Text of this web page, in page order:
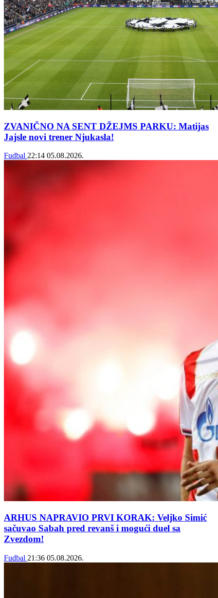
ZVANIČNO NA SENT DŽEJMS PARKU: Matijas
Jajsle novi trener Njukasla!
Fudbal 22:14 05.08.2026.
ARHUS NAPRAVIO PRVI KORAK: Veljko Simić
sačuvao Sabah pred revanš i mogući duel sa
Zvezdom!
Fudbal 21:36 05.08.2026.